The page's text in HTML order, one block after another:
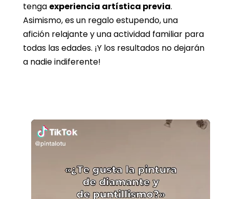
tenga experiencia artística previa.
Asimismo, es un regalo estupendo, una
afición relajante y una actividad familiar para
todas las edades. ¡Y los resultados no dejarán
a nadie indiferente!